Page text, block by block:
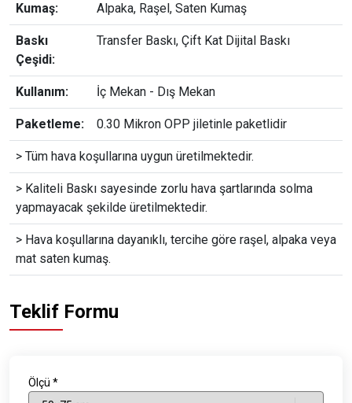
Kumaş: Alpaka, Raşel, Saten Kumaş
Baskı
Çeşidi:
Transfer Baskı, Çift Kat Dijital Baskı
Kullanım: İç Mekan - Dış Mekan
Paketleme: 0.30 Mikron OPP jiletinle paketlidir
> Tüm hava koşullarına uygun üretilmektedir.
> Kaliteli Baskı sayesinde zorlu hava şartlarında solma
yapmayacak şekilde üretilmektedir.
> Hava koşullarına dayanıklı, tercihe göre raşel, alpaka veya
mat saten kumaş.
Teklif Formu
Ölçü *